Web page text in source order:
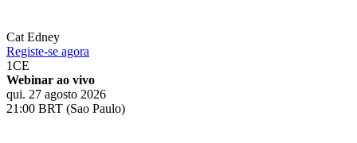
Cat Edney
Registe-se agora
1CE
Webinar ao vivo
qui. 27 agosto 2026
21:00 BRT (Sao Paulo)